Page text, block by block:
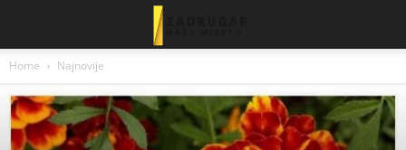
Home Najnovije